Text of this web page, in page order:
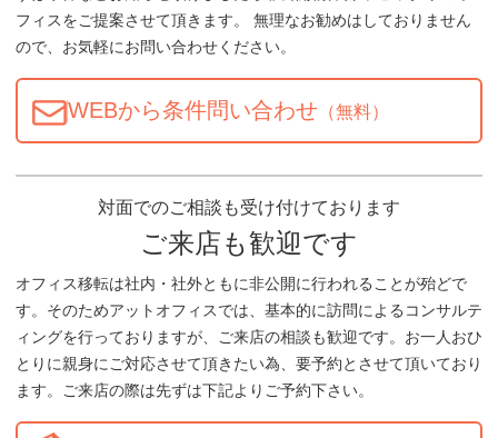
フィスをご提案させて頂きます。 無理なお勧めはしておりません
ので、お気軽にお問い合わせください。
WEBから条件問い合わせ （無料）
対面でのご相談も受け付けております
ご来店も歓迎です
オフィス移転は社内・社外ともに非公開に行われることが殆どで
す。そのためアットオフィスでは、基本的に訪問によるコンサルテ
ィングを行っておりますが、ご来店の相談も歓迎です。お一人おひ
とりに親身にご対応させて頂きたい為、要予約とさせて頂いており
ます。ご来店の際は先ずは下記よりご予約下さい。